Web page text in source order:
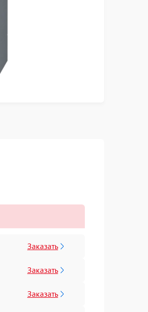
Заказать
Заказать
Заказать